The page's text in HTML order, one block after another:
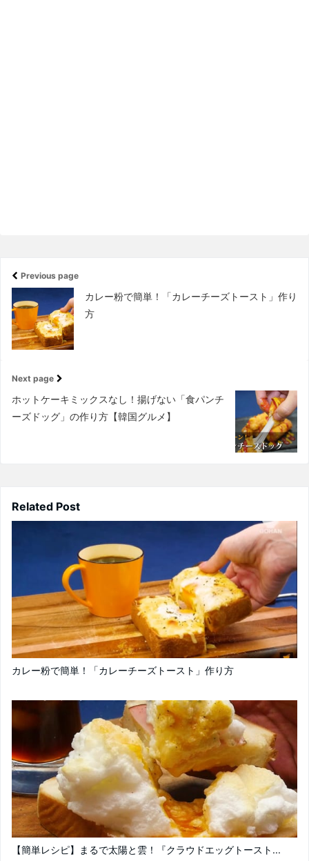
Previous page
カレー粉で簡単！「カレーチーズトースト」作り
方
Next page
ホットケーキミックスなし！揚げない「食パンチ
ーズドッグ」の作り方【韓国グルメ】
Related Post
カレー粉で簡単！「カレーチーズトースト」作り方
【簡単レシピ】まるで太陽と雲！『クラウドエッグトースト...